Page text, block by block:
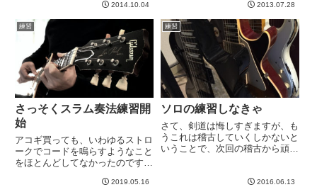
ーな部分が減りました。というわ
けで、ほぼ思惑通りの結果に！
KTRでプッ...
2014.10.04
置してました。それにこの数週間
は、ストラト＆９９レモンばっか
いじってて、JoePerry1959は置
物と化しておりました...
2013.07.28
練習
さっそくスラム奏法練習開
始
アコギ買っても、いわゆるストロ
ークでコードを鳴らすようなこと
をほとんどしてなかったのです
レ・ヤリタイ モードに入りまし
2019.05.16
練習
ソロの練習しなきゃ
さて、剣道は悔しすぎますが、も
うこれは稽古していくしかないと
いうことで、次回の稽古から頑張
を練習しなきゃ。バッキングはお
2016.06.13